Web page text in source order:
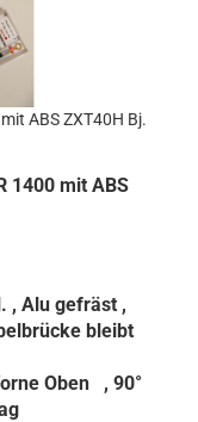
ABS ZXT40H Bj.
1400 mit ABS
, Alu gefräst ,
bleibt
Oben , 90°